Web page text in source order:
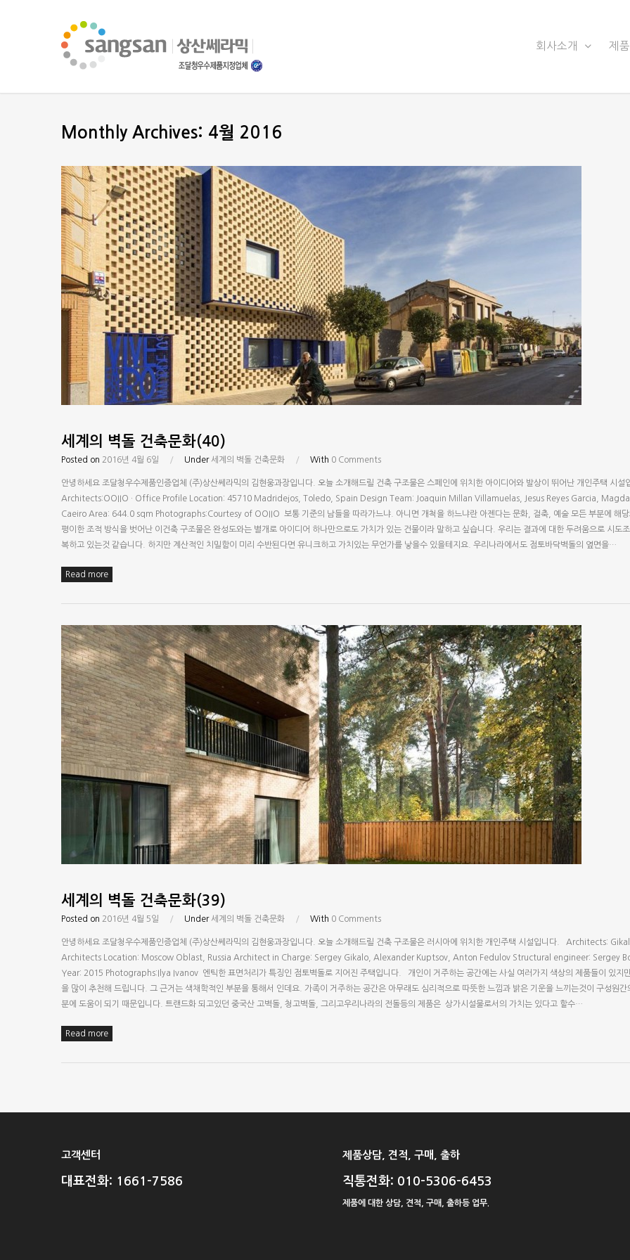
회사소개 제
Monthly Archives: 4월 2016
세계의 벽돌 건축문화(40)
Posted on 2016년 4월 6일 / Under 세계의 벽돌 건축문화 / With 0 Comments
안녕하세요 조달청우수제품인증업체 (주)상산쎄라믹의 김현웅과장입니다. 오늘 소개해드릴 건축 구조물은 스페인에 위치한 아이디어와 발상이 뛰어난 개인주택 시설
Architects:OOIIO · Office Profile Location: 45710 Madridejos, Toledo, Spain Design Team: Joaquin Millan Villamuelas, Jesus Reyes Garcia,
Caeiro Area: 644.0 sqm Photographs:Courtesy of OOIIO 보통 기준의 남들을 따라가느냐. 아니면 개척을 하느냐란 아젠다는 문화, 걸축, 예술 모든 부분에 해당
평이한 조적 방식을 벗어난 이건축 구조물은 완성도와는 별개로 아이디어 하나만으로도 가치가 있는 건물이라 말하고 싶습니다. 우리는 결과에 대한 두려움으로 시도
복하고 있는것 같습니다. 하지만 계산적인 치밀함이 미리 수반된다면 유니크하고 가치있는 무언가를 낳을수 있을테지요. 우리나라에서도 점토바닥벽돌의 옆면을…
Read more
세계의 벽돌 건축문화(39)
Posted on 2016년 4월 5일 / Under 세계의 벽돌 건축문화 / With 0 Comments
안녕하세요 조달청우수제품인증업체 (주)상산쎄라믹의 김현웅과장입니다. 오늘 소개해드릴 건축 구조물은 러시아에 위치한 개인주택 시설입니다. Architects:
Architects Location: Moscow Oblast, Russia Architect in Charge: Sergey Gikalo, Alexander Kuptsov, Anton Fedulov Structural engineer: Sergey
Year: 2015 Photographs:Ilya Ivanov 엔틱한 표면처리가 특징인 점토벽돌로 지어진 주택입니다. 개인이 거주하는 공간에는 사실 여러가지 색상의 제품들이 있지
을 많이 추천해 드립니다. 그 근거는 색채학적인 부분을 통해서 인데요. 가족이 거주하는 공간은 아무래도 심리적으로 따뜻한 느낌과 밝은 기운을 느끼는것이 구성원간
분에 도움이 되기 때문입니다. 트랜드화 되고있던 중국산 고벽돌, 청고벽돌, 그리고우리나라의 전돌등의 제품은 상가시설물로서의 가치는 있다고 할수…
Read more
고객센터
대표전화: 1661-7586
제품상담, 견적, 구매, 출하
직통전화: 010-5306-6453
제품에 대한 상담, 견적, 구매, 출하등 업무.